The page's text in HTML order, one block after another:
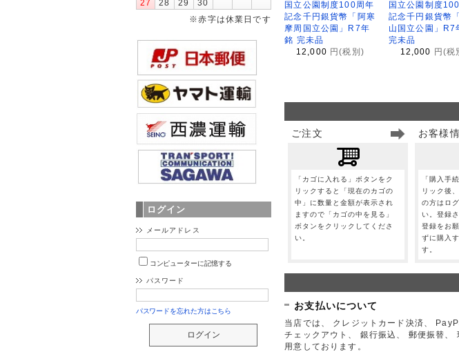
国立公園制度100周年
記念千円銀貨幣「阿寒
摩周国立公園」R7年
銘 完未品
12,000 円(税別)
国立公園制度
記念千円銀貨幣
山国立公園」R7
完未品
12,000 円(税
ご注文
「カゴに入れる」ボタンをク
リックすると「現在のカゴの
中」に数量と金額が表示され
ますので「カゴの中を見る」
ボタンをクリックしてくださ
い。
お客様
「購入手
リック後
の方はロ
い。登録
登録をお
ずに購入
す。
お支払いについて
当店では、 クレジットカード決済、
チェックアウト、 銀行振込、 郵便振替、
用意しております。
27
28 29
30
※赤字は休業日です
ログイン
メールアドレス
コンピューターに記憶する
パスワード
パスワードを忘れた方はこちら